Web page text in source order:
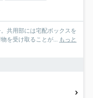
共用部には宅配ボックスを
を受け取ることが... もっと